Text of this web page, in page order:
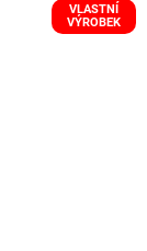
VLASTNÍ
VÝROBEK